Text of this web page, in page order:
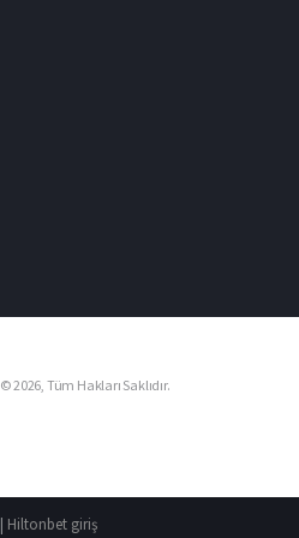
© 2026, Tüm Hakları Saklıdır.
| Hiltonbet giriş